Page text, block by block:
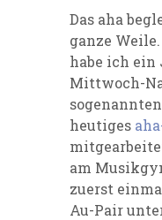
Das aha
ganze
habe ich ein
Mittwoch-
heutiges
am
zuerst
Au-Pair